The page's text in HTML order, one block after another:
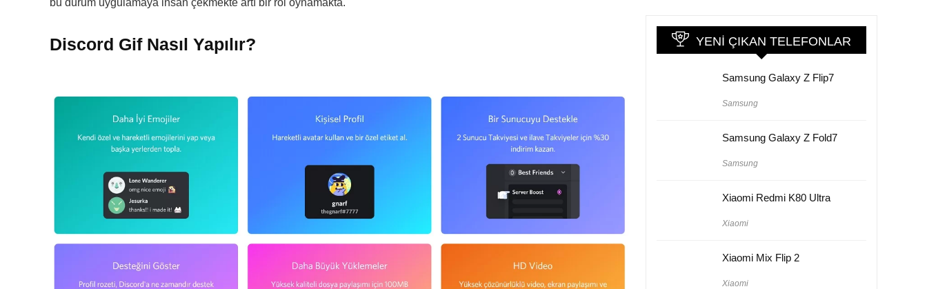
Discord Gif Nasıl Yapılır? YENI ÇIKAN TELEFONLAR
Samsung Galaxy Z Flip7
Samsung
Samsung Galaxy Z Fold7
Samsung
Xiaomi Redmi K80 Ultra
Xiaomi
Xiaomi Mix Flip 2
Xiaomi